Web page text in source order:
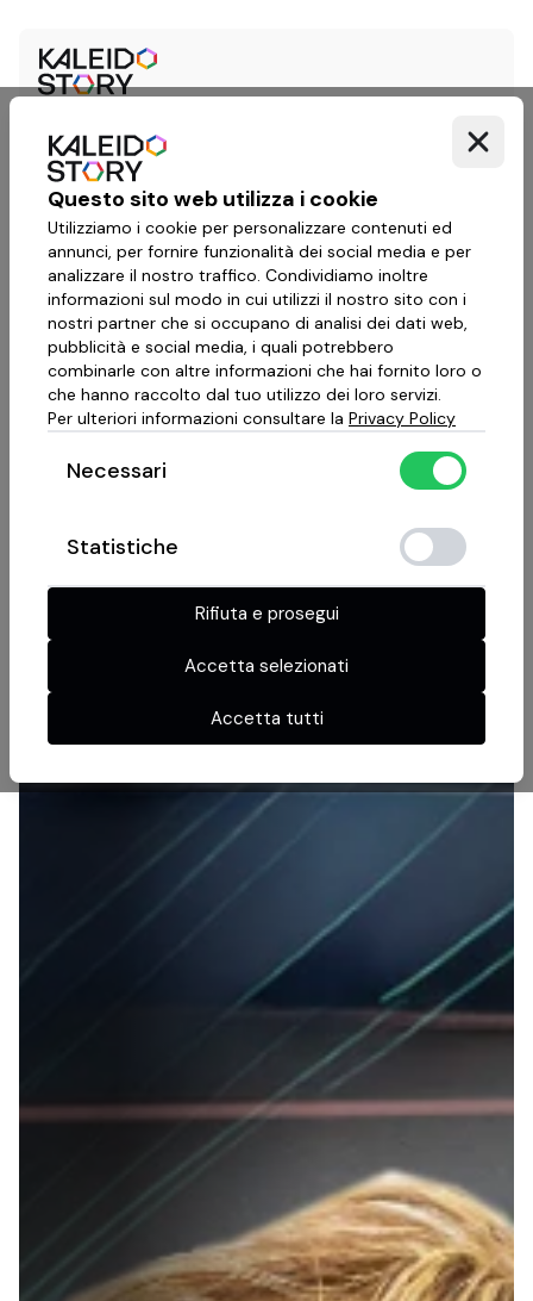
Questo sito web utilizza i cookie
Utilizziamo i cookie per personalizzare contenuti ed
annunci, per fornire funzionalità dei social media e per
analizzare il nostro traffico. Condividiamo inoltre
informazioni sul modo in cui utilizzi il nostro sito con i
nostri partner che si occupano di analisi dei dati web,
pubblicità e social media, i quali potrebbero
combinarle con altre informazioni che hai fornito loro o
che hanno raccolto dal tuo utilizzo dei loro servizi.
Per ulteriori informazioni consultare la Privacy Policy
Necessari
Statistiche
Rifiuta e prosegui
Accetta selezionati
Accetta tutti